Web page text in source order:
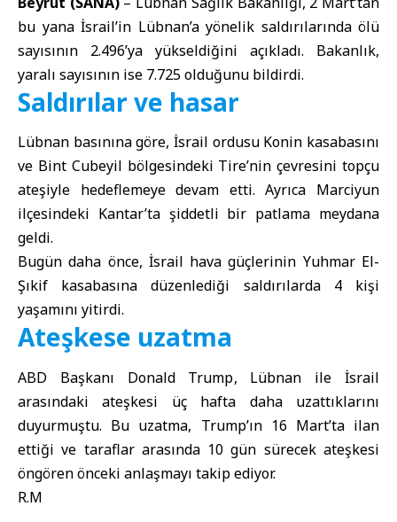
bu yana İsrail’in Lübnan’a yönelik saldırılarında ölü
sayısının 2.496’ya yükseldiğini açıkladı. Bakanlık,
yaralı sayısının ise 7.725 olduğunu bildirdi.
Saldırılar ve hasar
Lübnan basınına göre, İsrail ordusu Konin kasabasını
ve Bint Cubeyil bölgesindeki Tire’nin çevresini topçu
ateşiyle hedeflemeye devam etti. Ayrıca Marciyun
ilçesindeki Kantar’ta şiddetli bir patlama meydana
geldi.
Bugün daha önce, İsrail hava güçlerinin Yuhmar El-
Şıkif kasabasına düzenlediği saldırılarda 4 kişi
yaşamını yitirdi.
Ateşkese uzatma
ABD Başkanı Donald Trump, Lübnan ile İsrail
arasındaki ateşkesi üç hafta daha uzattıklarını
duyurmuştu. Bu uzatma, Trump’ın 16 Mart’ta ilan
ettiği ve taraflar arasında 10 gün sürecek ateşkesi
öngören önceki anlaşmayı takip ediyor.
R.M